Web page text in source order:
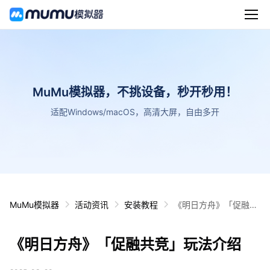
MuMu模拟器，不挑设备，秒开秒用！
适配Windows/macOS，高清大屏，自由多开
MuMu模拟器 活动资讯 安装教程
《明日方舟》「促融共
《明日方舟》「促融共竞」玩法介绍